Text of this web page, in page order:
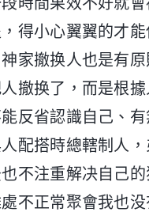
得小心翼翼的才能
家撤换人也是有原
撤换了，而是根據
反省認識自己、有
配搭時總轄制人，
不注重解决自己的
不正常聚會我也没